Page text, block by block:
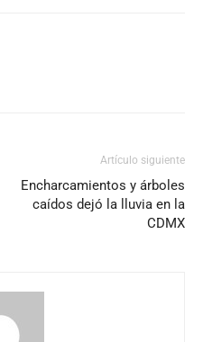
Artículo siguiente
Encharcamientos y árboles
caídos dejó la lluvia en la
CDMX